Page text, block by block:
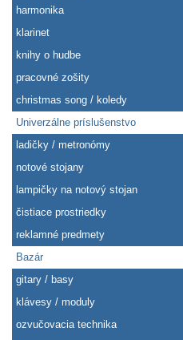
harmonika
klarinet
knihy o hudbe
pracovné zošity
christmas song / koledy
Univerzálne príslušenstvo
ladičky / metronómy
notové stojany
lampičky na notový stojan
čistiace prostriedky
reklamné predmety
Bazár
gitary / basy
klávesy / moduly
ozvučovacia technika